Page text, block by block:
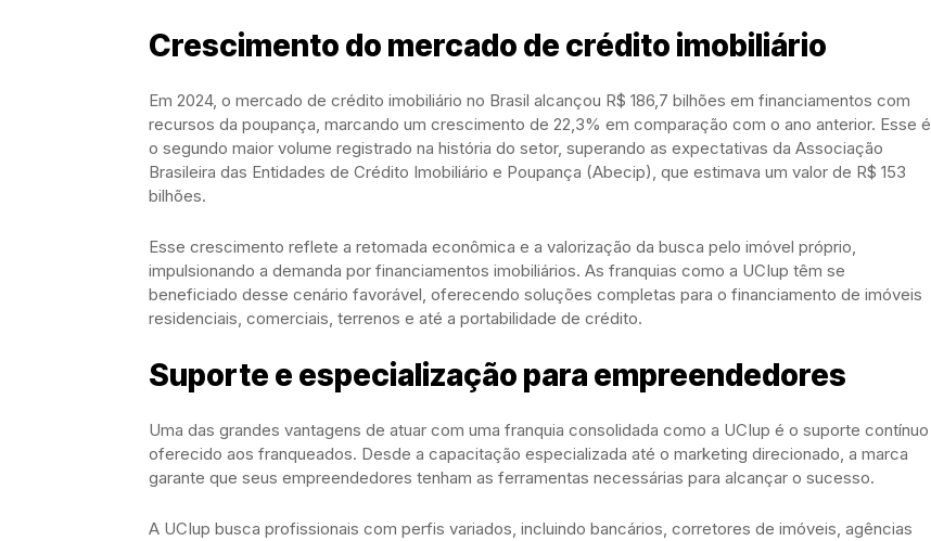
Crescimento do mercado de crédito imobiliário
Em 2024, o mercado de crédito imobiliário no Brasil alcançou R$ 186,7 bilhões em financiamentos com
recursos da poupança, marcando um crescimento de 22,3% em comparação com o ano anterior. Esse é
o segundo maior volume registrado na história do setor, superando as expectativas da Associação
Brasileira das Entidades de Crédito Imobiliário e Poupança (Abecip), que estimava um valor de R$ 153
bilhões.
Esse crescimento reflete a retomada econômica e a valorização da busca pelo imóvel próprio,
impulsionando a demanda por financiamentos imobiliários. As franquias como a UCIup têm se
beneficiado desse cenário favorável, oferecendo soluções completas para o financiamento de imóveis
residenciais, comerciais, terrenos e até a portabilidade de crédito.
Suporte e especialização para empreendedores
Uma das grandes vantagens de atuar com uma franquia consolidada como a UCIup é o suporte contínuo
oferecido aos franqueados. Desde a capacitação especializada até o marketing direcionado, a marca
garante que seus empreendedores tenham as ferramentas necessárias para alcançar o sucesso.
A UCIup busca profissionais com perfis variados, incluindo bancários, corretores de imóveis, agências